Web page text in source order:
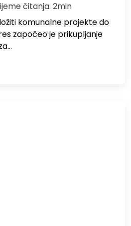
čitanja: 2min
komunalne projekte do
započeo je prikupljanje